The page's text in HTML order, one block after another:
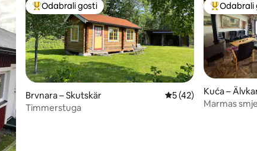
Među najviše rangiranima s oznakom „Odabrali gosti”
Odabrali gosti
Brvnara – Skutskär Prosječna ocjena: 5/5,
5 (42)
Timmerstuga
Među
Odabrali
Kuća –
Marmas